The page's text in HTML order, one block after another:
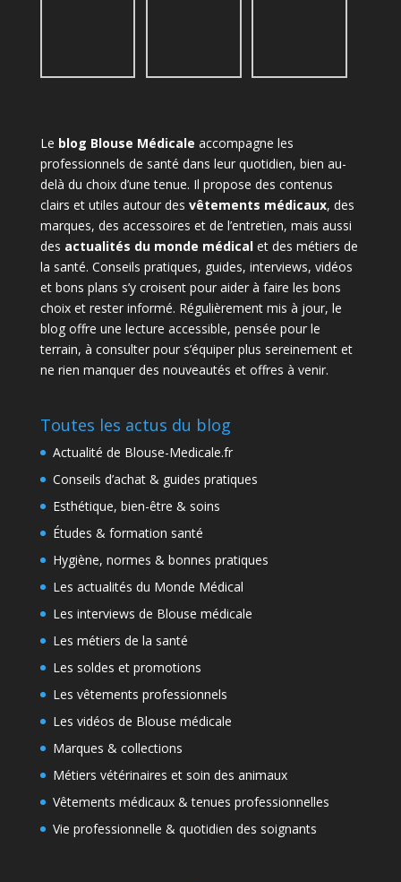
Le blog Blouse Médicale accompagne les
professionnels de santé dans leur quotidien, bien au-
delà du choix d’une tenue. Il propose des contenus
clairs et utiles autour des vêtements médicaux, des
marques, des accessoires et de l’entretien, mais aussi
des actualités du monde médicalet des métiers de
la santé. Conseils pratiques, guides, interviews, vidéos
et bons plans s’y croisent pour aider à faire les bons
choix et rester informé. Régulièrement mis à jour, le
blog offre une lecture accessible, pensée pour le
terrain, à consulter pour s’équiper plus sereinement et
ne rien manquer des nouveautés et offres à venir.
Toutes les actus du blog
Actualité de Blouse-Medicale.fr
Conseils d’achat & guides pratiques
Esthétique, bien-être & soins
Études & formation santé
Hygiène, normes & bonnes pratiques
Les actualités du Monde Médical
Les interviews de Blouse médicale
Les métiers de la santé
Les soldes et promotions
Les vêtements professionnels
Les vidéos de Blouse médicale
Marques & collections
Métiers vétérinaires et soin des animaux
Vêtements médicaux & tenues professionnelles
Vie professionnelle & quotidien des soignants